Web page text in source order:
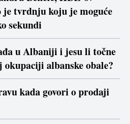
tvrdnju koju je moguće
sekundi
u Albaniji i jesu li točne
albanske obale?
kada govori o prodaji